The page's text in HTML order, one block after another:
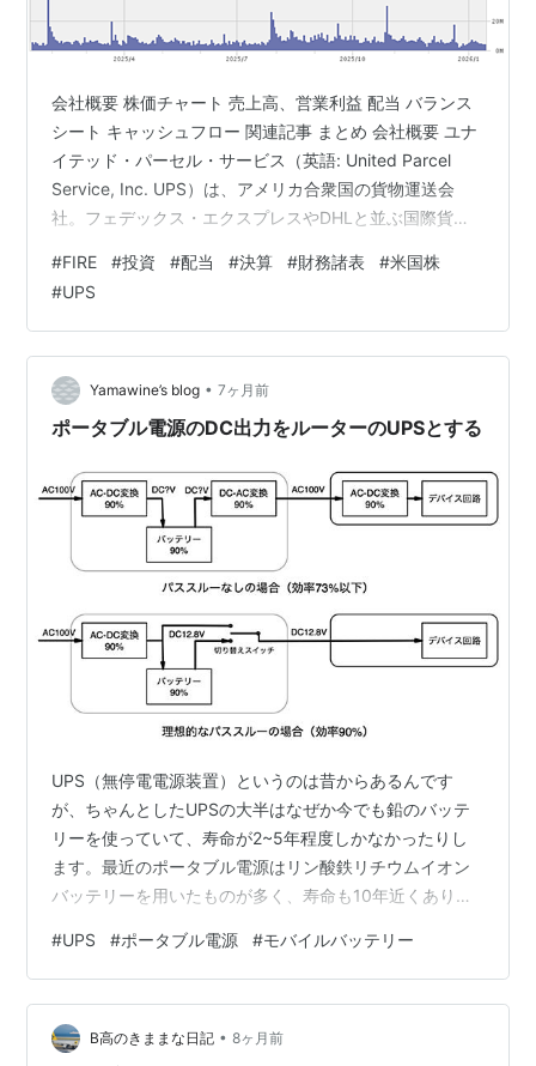
会社概要 株価チャート 売上高、営業利益 配当 バランス
シート キャッシュフロー 関連記事 まとめ 会社概要 ユナ
イテッド・パーセル・サービス（英語: United Parcel
Service, Inc. UPS）は、アメリカ合衆国の貨物運送会
社。フェデックス・エクスプレスやDHLと並ぶ国際貨物
あたり1400万個以上の荷物を扱っている。 1907年、米
国ワシントン州シアトルにてジム・ケイシー (Jim
Casey) が「アメリカン・メッセンジャー・カンパニー」
(American Messenger Company) 設立。 1919年、ユ…
#FIRE #投資 #配当 #決算 #財務諸表 #米国株
#UPS
Yamawine’s blog • 7ヶ月前
ポータブル電源のDC出力をルーターのUPSとする
UPS（無停電電源装置）というのは昔からあるんです
が、ちゃんとしたUPSの大半はなぜか今でも鉛のバッテ
リーを使っていて、寿命が2~5年程度しかなかったりし
ます。最近のポータブル電源はリン酸鉄リチウムイオン
バッテリーを用いたものが多く、寿命も10年近くあり、
ータブル電源の方がコスパも良いですし、バッテリーも
長持ちします。 yamawine.hatenablog.com ここにも書
きましたが、すでに我が家ではEcoflowのポータブル電源
を使ってNAS、Wifiアクセスポイント、監視カメラ、それ
#UPS #ポータブル電源 #モバイルバッテリー
B高のきままな日記 • 8ヶ月前